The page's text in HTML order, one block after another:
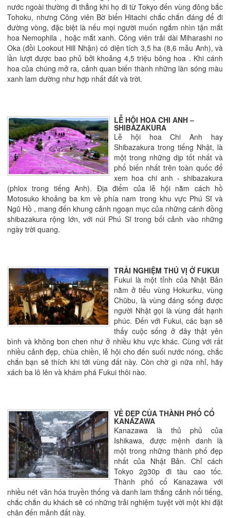
nước ngoài thường đi thẳng khi họ đi từ Tokyo đến vùng đông bắc
Tohoku, nhưng Công viên Bờ biển Hitachi chắc chắn đáng để đi
đường vòng, đặc biệt là nếu mọi người muốn ngắm nhìn tận mắt
hoa Nemophila , hoặc mắt xanh. Công viên trải dài Miharashi no
Oka (đồi Lookout Hill Nhận) có diện tích 3,5 ha (8,6 mẫu Anh), và
lần lượt được bao phủ bởi khoảng 4,5 triệu bông hoa . Khi cánh
hoa của chúng mở ra, cảnh quan biến thành những làn sóng màu
xanh lam dường như hợp nhất đất và trời.
LỄ HỘI HOA CHI ANH –
SHIBAZAKURA
Lễ hội hoa Chi Anh hay
Shibazakura trong tiếng Nhật, là
một trong những dịp tốt nhất và
phổ biến nhất trên toàn quốc để
xem hoa chi anh - shibazakura
(phlox trong tiếng Anh). Địa điểm của lễ hội nằm cách hồ
Motosuko khoảng ba km về phía nam trong khu vực Phú Sĩ và
Ngũ Hồ , mang đến khung cảnh ngoạn mục của những cánh đồng
shibazakura rộng lớn, với núi Phú Sĩ trong bối cảnh vào những
ngày trời quang.
TRẢI NGHIỆM THÚ VỊ Ở FUKUI
Fukui là một tỉnh của Nhật Bản
nằm ở tiểu vùng Hokuriku, vùng
Chūbu, là vùng đáng sống được
người Nhật gọi là vùng đất hạnh
phúc. Đến với Fukui, các bạn sẽ
thấy cuộc sống ở đây thật yên
bình và không bon chen như ở nhiều khu vực khác. Cùng với rất
nhiều cảnh đẹp, chùa chiền, lễ hội cho đến suối nước nóng, chắc
chắn bạn sẽ thích khi tới vùng đất này. Còn chờ gì nữa nhỉ, hãy
xách ba lô lên và khám phá Fukui thôi nào.
VẺ ĐẸP CỦA THÀNH PHỐ CỔ
KANAZAWA
Kanazawa là thủ phủ của
Ishikawa, được mệnh danh là
một trong những thành phố đẹp
nhất của Nhật Bản. Chỉ cách
Tokyo 2g30p đi tàu cao tốc.
Thành phố cổ Kanazawa với
nhiều nét văn hóa truyền thống và danh lam thắng cảnh nổi tiếng,
chắc chắn du khách sẽ có những trải nghiệm tuyệt vời một khi đặt
chân đến mảnh đất này.